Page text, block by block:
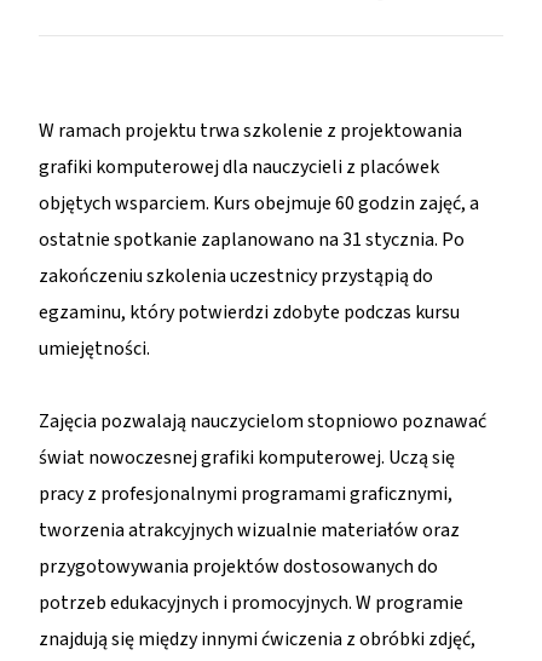
W ramach projektu trwa szkolenie z projektowania
grafiki komputerowej dla nauczycieli z placówek
objętych wsparciem. Kurs obejmuje 60 godzin zajęć, a
ostatnie spotkanie zaplanowano na 31 stycznia. Po
zakończeniu szkolenia uczestnicy przystąpią do
egzaminu, który potwierdzi zdobyte podczas kursu
umiejętności.
Zajęcia pozwalają nauczycielom stopniowo poznawać
świat nowoczesnej grafiki komputerowej. Uczą się
pracy z profesjonalnymi programami graficznymi,
tworzenia atrakcyjnych wizualnie materiałów oraz
przygotowywania projektów dostosowanych do
potrzeb edukacyjnych i promocyjnych. W programie
znajdują się między innymi ćwiczenia z obróbki zdjęć,